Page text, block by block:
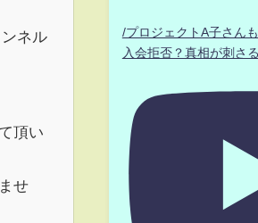
ネル
頂い
せ
/プロジェクトA子さ
入会拒否？真相が刺さ